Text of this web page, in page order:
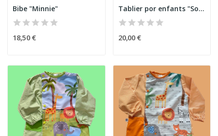
Bibe "Minnie"
18,50 €
Tablier por enfants "Sous-marin"
20,00 €